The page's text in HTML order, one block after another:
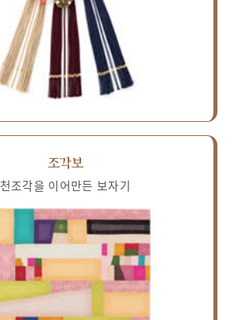
조각보
천조각을 이어만든 보자기